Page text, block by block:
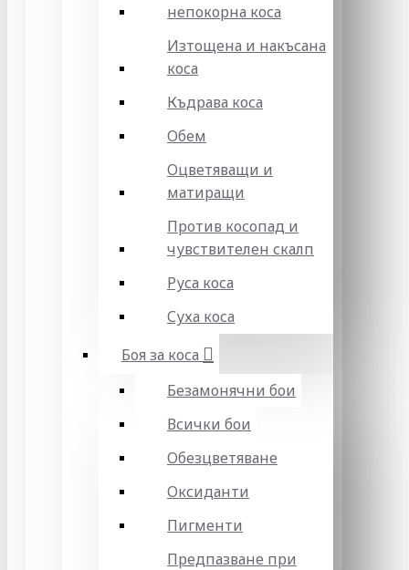
непокорна коса
Изтощена и накъсана
коса
Къдрава коса
Обем
Оцветяващи и
матиращи
Против косопад и
чувствителен скалп
Руса коса
Суха коса
Боя за коса
Безамонячни бои
Всички бои
Обезцветяване
Оксиданти
Пигменти
Предпазване при